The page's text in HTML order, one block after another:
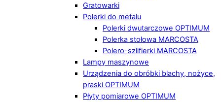
Gratowarki
Polerki do metalu
Polerki dwutarczowe OPTIMUM
Polerka stołowa MARCOSTA
Polero-szlifierki MARCOSTA
Lampy maszynowe
Urządzenia do obróbki blachy, nożyce,
praski OPTIMUM
Płyty pomiarowe OPTIMUM